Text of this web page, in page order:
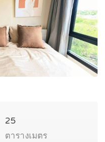
25
ตารางเมตร